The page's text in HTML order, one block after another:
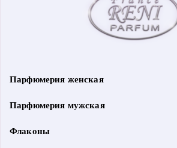
Парфюмерия женская
Парфюмерия мужская
Флаконы